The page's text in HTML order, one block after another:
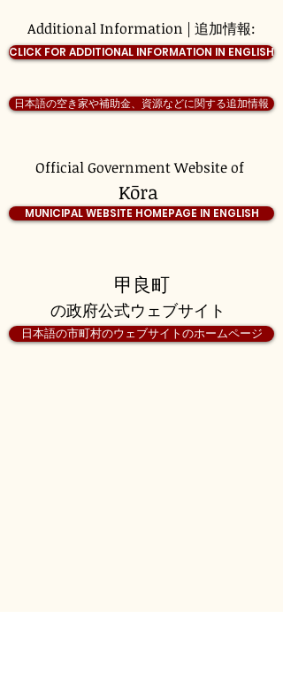
Official Government Website of
Additional Information | 追加情報:
Kōra
CLICK FOR ADDITIONAL INFORMATION IN ENGLISH
MUNICIPAL WEBSITE HOMEPAGE IN ENGLISH
甲良町
の政府公式ウェブサイト
日本語の市町村のウェブサイトのホームページ
日本語の空き家や補助金、資源などに関する追加情報